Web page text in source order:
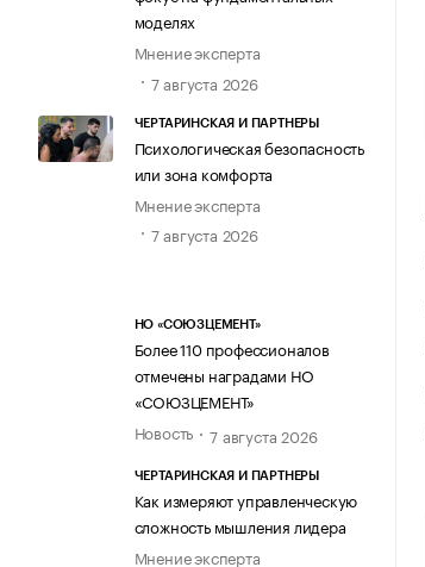
моделях
Мнение эксперта
7 августа 2026
ЧЕРТАРИНСКАЯ И ПАРТНЕРЫ
Психологическая безопасность
или зона комфорта
Мнение эксперта
7 августа 2026
НО «СОЮЗЦЕМЕНТ»
Более 110 профессионалов
отмечены наградами НО
«СОЮЗЦЕМЕНТ»
Новость
7 августа 2026
ЧЕРТАРИНСКАЯ И ПАРТНЕРЫ
Как измеряют управленческую
сложность мышления лидера
Мнение эксперта